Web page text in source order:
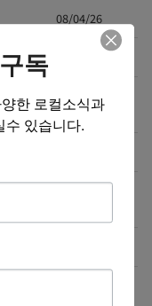
08/04/26
그램
08/04/26
독
한 로컬소식과
수 있습니다.